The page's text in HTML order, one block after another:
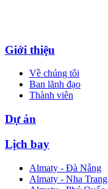
Giới thiệu
Về chúng tôi
Ban lãnh đạo
Thành viên
Dự án
Lịch bay
Almaty - Đà Nẵng
Almaty - Nha Trang